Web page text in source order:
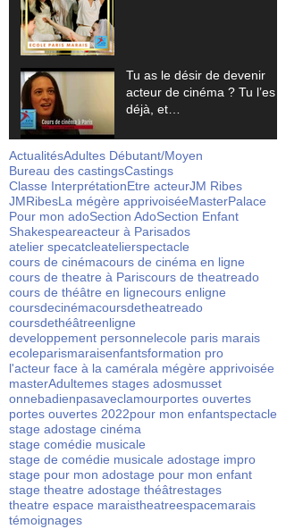
Tu as le désir de devenir
acteur de cinéma ? Tu l’es
déjà, et…
ActualitésAdultes Débutant/Moyen
Bureau des castingsCastings
Classe InterprétationEtre acteurJM Ribes
JMRibesLa mégère apprivoiséeMasterPalace
Pour mon adoSection AdoSection Enfant
Shakespeareacteur à Parisados
atelier specatcleatelierspectacle
cours de cinémacours de cinéma en ligne
cours de theatre à Pariscours de theatreado
cours de théâtre en lignecours enligne
coursdecinémacoursdetheatreado
coursdethéâtreenligne
developpement personnelecole paris marais
ecoleparismaraisenfantsformation pro
l'acteur face à la camérala mégère apprivoisée
masterAdultemes stages adosmusset
onnebadienpasaveclamourportes ouvertes
portes ouvertes 2022pour mon enfantspectacle
stage adostage cinéma
stage comédie musicale
stage de comédie musicale adostage impro
stage pour mon adostage pour mon enfant
stage theatre adostage théâtrestages
theatre espace maraistheatreespacemarais
témoignages